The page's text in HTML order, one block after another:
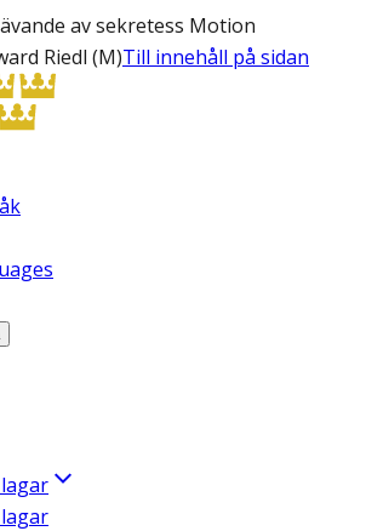
av sekretess Motion
Riedl (M)Till innehåll på sidan